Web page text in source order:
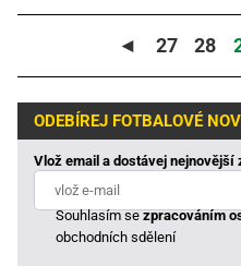
◄ 27 28
ODEBÍREJ FOTBALOVÉ
Vlož email a dostávej
Souhlasím sezpracováním
obchodních sdělení